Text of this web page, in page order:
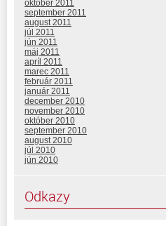
október 2011
september 2011
august 2011
júl 2011
jún 2011
máj 2011
apríl 2011
marec 2011
február 2011
január 2011
december 2010
november 2010
október 2010
september 2010
august 2010
júl 2010
jún 2010
Odkazy